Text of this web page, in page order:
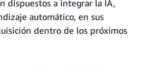
dispuestos a integrar la IA,
automático, en sus
dentro de los próximos